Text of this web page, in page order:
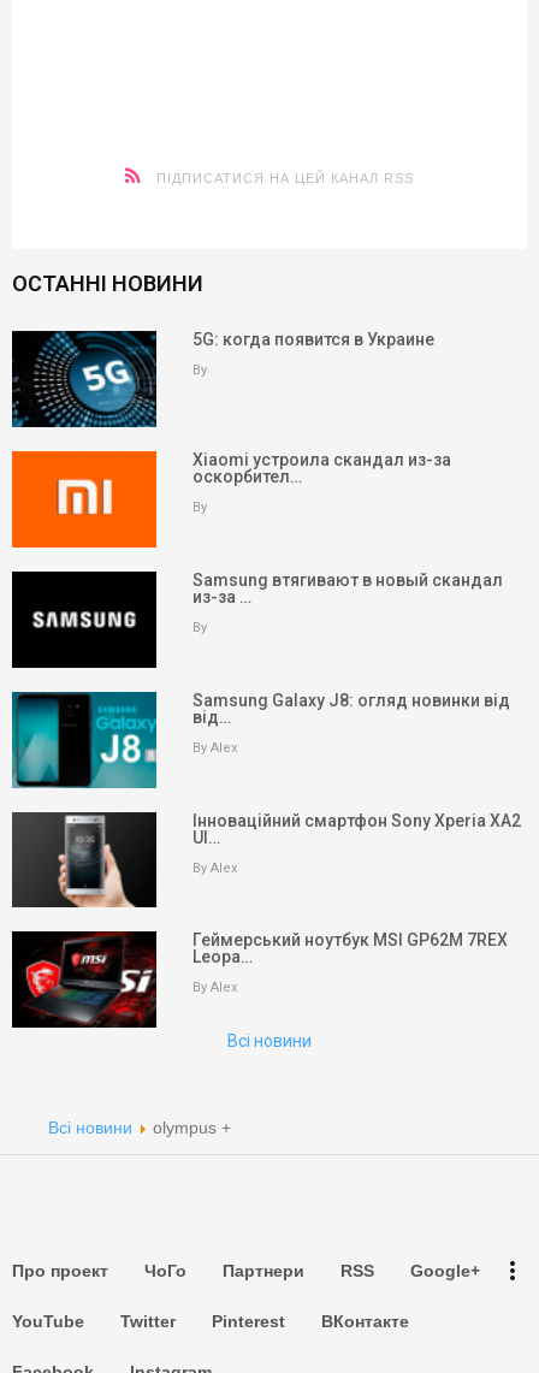
ПІДПИСАТИСЯ НА ЦЕЙ КАНАЛ RSS
ОСТАННІ НОВИНИ
5G: когда появится в Украине
By
Xiaomi устроила скандал из-за
оскорбител…
By
Samsung втягивают в новый скандал
из-за …
By
Samsung Galaxy J8: огляд новинки від
від…
By Alex
Інноваційний смартфон Sony Xperia XA2
Ul…
By Alex
Геймерський ноутбук MSI GP62M 7REX
Leopa…
By Alex
Всі новини
Всі новини olympus +
Про проект ЧоГо Партнери RSS Google+
YouTube Twitter Pinterest ВКонтакте
more_vert
Партнери